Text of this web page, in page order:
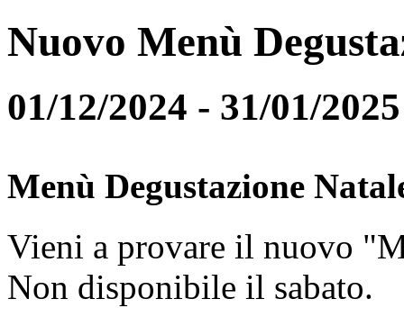
Nuovo Menù
01/12/2024 - 31/01/2025
Menù Degustazione
Vieni a provare il nuovo
Non disponibile il sabato.